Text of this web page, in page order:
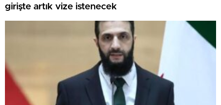
girişte artık vize istenecek